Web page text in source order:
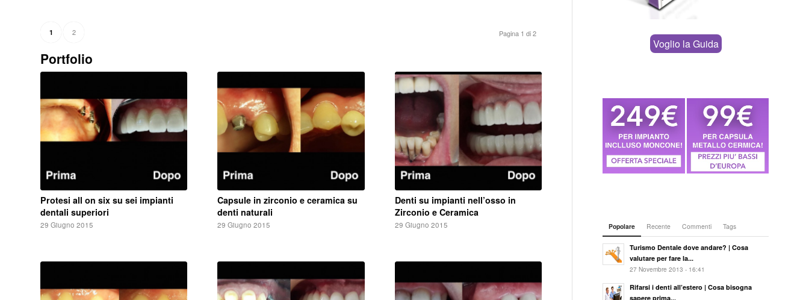
Pagina 1 di 2
1 2
Portfolio
Protesi all on six su sei impianti
dentali superiori
29 Giugno 2015
Capsule in zirconio e ceramica su
denti naturali
29 Giugno 2015
Denti su impianti nell’osso in
Zirconio e Ceramica
29 Giugno 2015
Voglio la Guida
Popolare Recente Commenti Tags
Turismo Dentale dove andare? | Cosa
valutare per fare la...
27 Novembre 2013 - 16:41
Rifarsi i denti all’estero | Cosa bisogna
sapere prima...